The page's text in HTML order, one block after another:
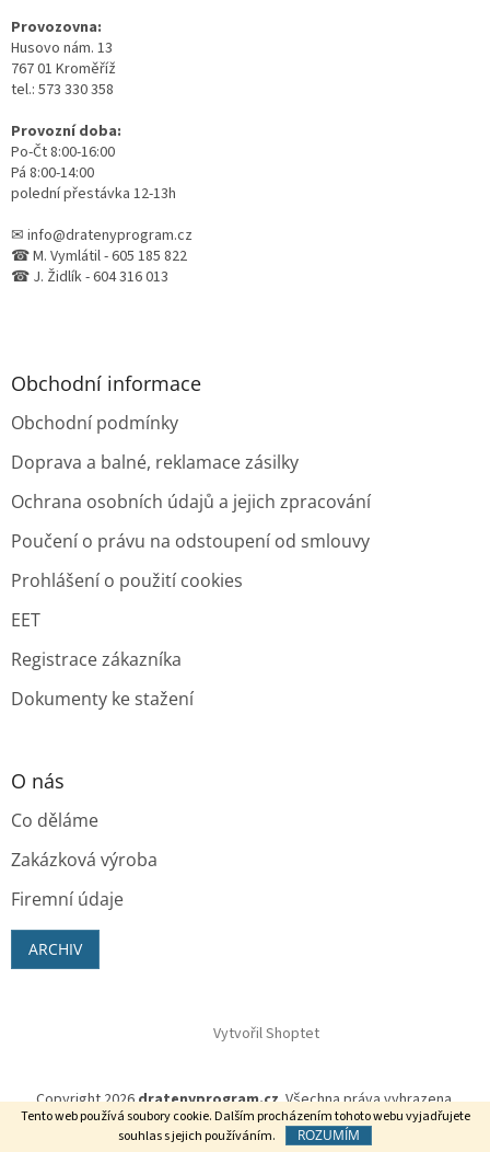
Tento web používá soubory cookie. Dalším procházením tohoto webu vyjadřujete
souhlas s jejich používáním.
ROZUMÍM
Provozovna:
Husovo nám. 13
767 01 Kroměříž
tel.: 573 330 358
Provozní doba:
Po-Čt 8:00-16:00
Pá 8:00-14:00
polední přestávka 12-13h
✉ info@dratenyprogram.cz
☎ M. Vymlátil - 605 185 822
☎ J. Židlík - 604 316 013
Obchodní informace
Obchodní podmínky
Doprava a balné, reklamace zásilky
Ochrana osobních údajů a jejich zpracování
Poučení o právu na odstoupení od smlouvy
Prohlášení o použití cookies
EET
Registrace zákazníka
Dokumenty ke stažení
O nás
Co děláme
Zakázková výroba
Firemní údaje
ARCHIV
Vytvořil Shoptet
Copyright 2026dratenyprogram.cz. Všechna práva vyhrazena.